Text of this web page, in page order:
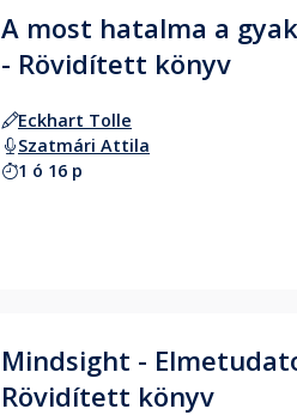
A most hatalma a
- Rövidített könyv
Eckhart Tolle
Szatmári Attila
1 ó 16 p
Mindsight -
Rövidített könyv